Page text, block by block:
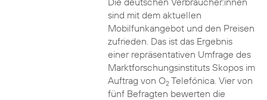
sind mit dem aktuellen
Mobilfunkangebot und den Preisen
zufrieden. Das ist das Ergebnis
einer repräsentativen Umfrage des
Marktforschungsinstituts Skopos im
Auftrag von O2Telefónica. Vier von
fünf Befragten bewerten die